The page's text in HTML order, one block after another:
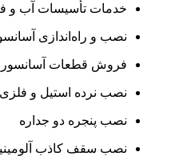
خدمات تأسیسات آب و
نصب و راه‌اندازی
فروش قطعات آسانسور
نصب نرده استیل و فلزی
نصب پنجره دو جداره
نصب سقف کاذب